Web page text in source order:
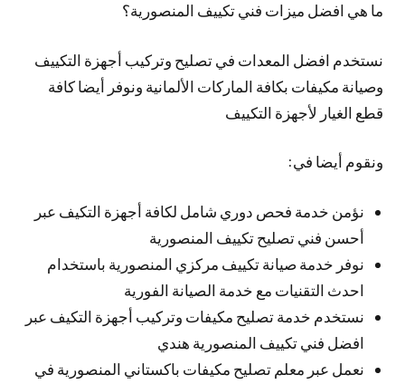
ما هي افضل ميزات فني تكييف المنصورية؟
نستخدم افضل المعدات في تصليح وتركيب أجهزة التكييف
وصيانة مكيفات بكافة الماركات الألمانية ونوفر أيضا كافة
قطع الغيار لأجهزة التكييف
ونقوم أيضا في:
نؤمن خدمة فحص دوري شامل لكافة أجهزة التكيف عبر
أحسن فني تصليح تكييف المنصورية
نوفر خدمة صيانة تكييف مركزي المنصورية باستخدام
احدث التقنيات مع خدمة الصيانة الفورية
نستخدم خدمة تصليح مكيفات وتركيب أجهزة التكيف عبر
افضل فني تكييف المنصورية هندي
نعمل عبر معلم تصليح مكيفات باكستاني المنصورية في